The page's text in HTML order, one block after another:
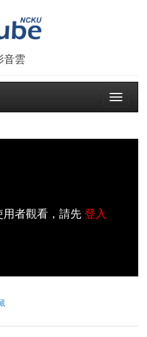
音雲
Toggle
者觀看，請先登入